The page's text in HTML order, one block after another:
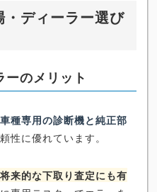
ディーラー選び
のメリット
車種専用の診断機と純正部
性に優れています。
将来的な下取り査定にも有